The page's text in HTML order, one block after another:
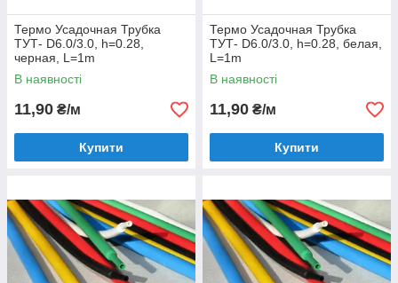
Термо Усадочная Трубка
ТУТ- D6.0/3.0, h=0.28,
черная, L=1m
В наявності
11,90 ₴/м
Купити
Термо Усадочная Трубка
ТУТ- D6.0/3.0, h=0.28, белая,
L=1m
В наявності
11,90 ₴/м
Купити